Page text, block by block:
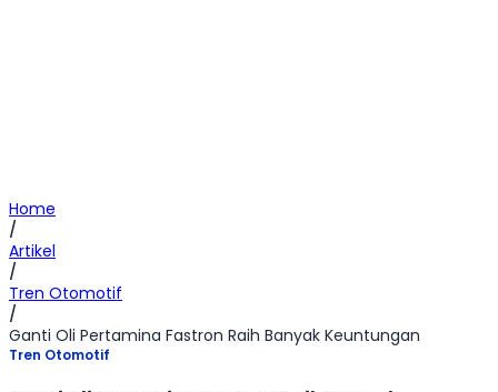
Home
/
Artikel
/
Tren Otomotif
/
Ganti Oli Pertamina Fastron Raih Banyak Keuntungan
Tren Otomotif